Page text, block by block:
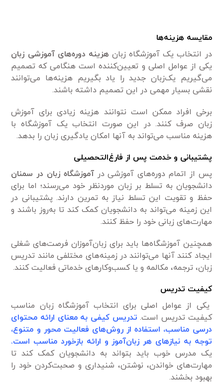
مقایسه هزینه‌ها
در انتخاب یک آموزشگاه زبان هزینه دوره‌های آموزشی زبان
یکی از عوامل اصلی و تعیین‌کننده است هنگامی که تصمیم
می‌گیریم یک‌زبان جدید را یاد بگیریم هزینه‌ها می‌توانند
نقشی بسیار مهمی در این تصمیم داشته باشند.
برخی افراد ممکن است نتوانند هزینه زیادی برای آموزش
زبان صرف کنند. در این صورت انتخاب یک آموزشگاه با
هزینه مناسب می‌تواند به آنها امکان یادگیری زبان را بدهد.
پشتیبانی و خدمت پس از فارغ‌التحصیلی
پس از اتمام دوره‌های آموزشی درآموزشگاه زبان در سمنان
دانشجویان به تسلط بر زبان موردنظر خود می‌رسند؛ اما برای
حفظ و تقویت این تسلط نیاز به تمرین دارند. پشتیبانی در
این زمینه می‌تواند به دانشجویان کمک کند تا به‌روز باشند و
مهارت‌های زبانی خود را حفظ کنند.
همچنین آموزشگاه‌ها باید برای زبان‌آموزان فرصت‌های شغلی
ایجاد کنند آنها می‌توانند در زمینه‌های مختلفی مانند تدریس
زبان، ترجمه، مکالمه و یا کسب‌وکارهای خدماتی فعالیت کنند.
کیفیت تدریس
یکی از عوامل اصلی برای انتخاب آموزشگاه زبان مناسب
کیفیت تدریس است. تدریس کیفی به معنای ارائه محتوای
درسی مناسب، استفاده از روش‌های فعالیت محور و متنوع،
توجه به نیازهای هر زبان‌آموز و ارائه بازخورد مناسب است.
یک مدرس خوب باید بتواند به دانشجویان کمک کند تا
مهارت‌های خواندن، نوشتن، شنیداری و صحبت‌کردن خود را
بهبود بخشند.